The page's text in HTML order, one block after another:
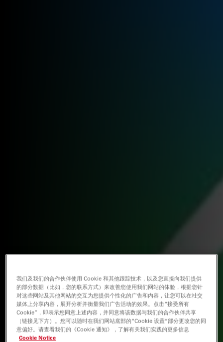
我们及我们的合作伙伴使用 Cookie 和其他跟踪技术，以及您直接向我们提供
的部分数据（比如，您的联系方式）来改善您使用我们网站的体验，根据您针
对这些网站及其他网站的交互为您提供个性化的广告和内容，让您可以在社交
媒体上分享内容，展开分析并衡量我们广告活动的效果。点击“接受所有
Cookie”，即表示您同意上述内容，并同意将该数据与我们的合作伙伴共享
（链接见下方）。您可以随时在我们网站底部的“Cookie 设置”部分更改您的同
意偏好。请查看我们的《Cookie 通知》，了解有关我们实践的更多信息
Cookie Notice